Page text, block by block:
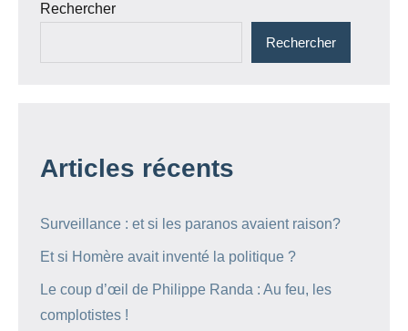
Rechercher
Rechercher
Articles récents
Surveillance : et si les paranos avaient raison?
Et si Homère avait inventé la politique ?
Le coup d’œil de Philippe Randa : Au feu, les
complotistes !